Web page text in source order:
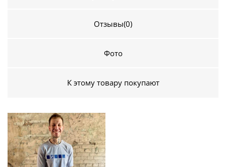
Отзывы(0)
Фото
К этому товару покупают